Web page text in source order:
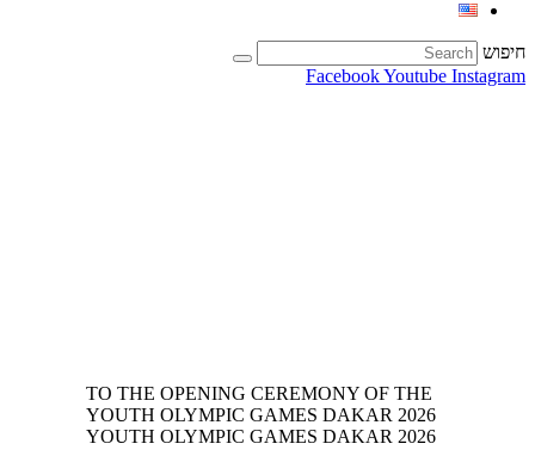
חיפוש
FacebookYoutube Instagram